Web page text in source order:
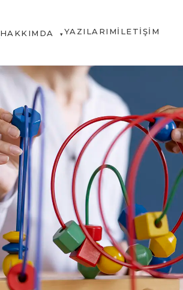
HAKKIMDA ▾YAZILARIMİLETIŞIM